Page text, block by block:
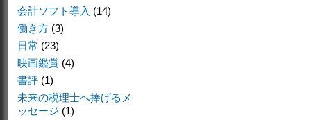
会計ソフト導入 (14)
働き方 (3)
日常 (23)
映画鑑賞 (4)
書評 (1)
未来の税理士へ捧げるメ
ッセージ (1)